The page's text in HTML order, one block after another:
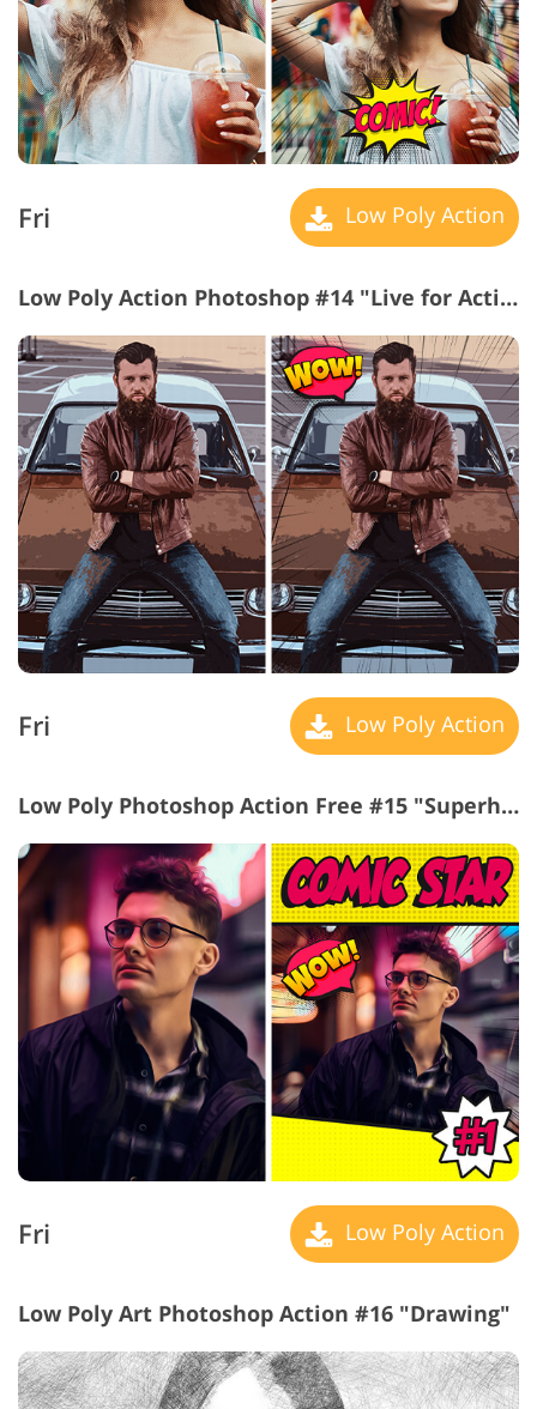
Fri Low Poly Action
Low Poly Action Photoshop #14 "Live for Action"
Fri Low Poly Action
Low Poly Photoshop Action Free #15 "Superhero League"
Fri Low Poly Action
Low Poly Art Photoshop Action #16 "Drawing"